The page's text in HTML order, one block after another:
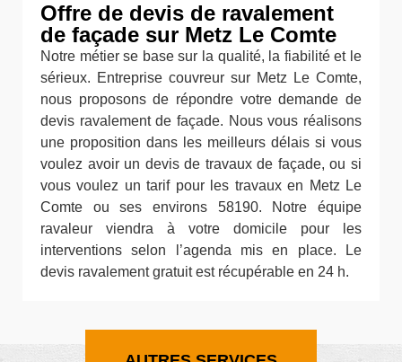
Offre de devis de ravalement
de façade sur Metz Le Comte
Notre métier se base sur la qualité, la fiabilité et le
sérieux. Entreprise couvreur sur Metz Le Comte,
nous proposons de répondre votre demande de
devis ravalement de façade. Nous vous réalisons
une proposition dans les meilleurs délais si vous
voulez avoir un devis de travaux de façade, ou si
vous voulez un tarif pour les travaux en Metz Le
Comte ou ses environs 58190. Notre équipe
ravaleur viendra à votre domicile pour les
interventions selon l’agenda mis en place. Le
devis ravalement gratuit est récupérable en 24 h.